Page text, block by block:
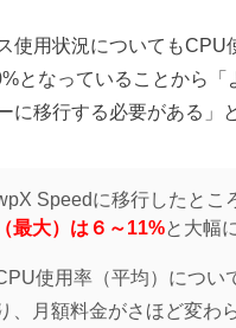
使用状況についてもCPU
となっていることから「
に移行する必要がある」
Speedに移行したとこ
（最大）は６～11%と大幅
使用率（平均）につい
、月額料金がさほど変わ